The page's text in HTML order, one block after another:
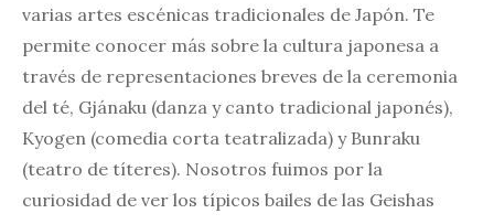
varias artes escénicas tradicionales de Japón. Te
permite conocer más sobre la cultura japonesa a
través de representaciones breves de la ceremonia
del té, Gjánaku (danza y canto tradicional japonés),
Kyogen (comedia corta teatralizada) y Bunraku
(teatro de títeres). Nosotros fuimos por la
curiosidad de ver los típicos bailes de las Geishas